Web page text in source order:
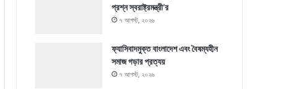
প্রশ্ন স্বরাষ্ট্রমন্ত্রী’র
৭ আগস্ট, ২০২৬
ফ্যাসিবাদমুক্ত বাংলাদেশ এবং বৈষম্যহীন
সমাজ গড়ার প্রত্যয়
৭ আগস্ট, ২০২৬